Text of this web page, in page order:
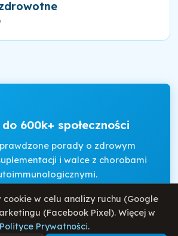
do 600k+ społeczności
porady o zdrowym
i walce z chorobami
RegulaminiPolitykę Prywatności
cookie w celu analizy ruchu (Google
(Facebook Pixel). Więcej w
Polityce Prywatności.